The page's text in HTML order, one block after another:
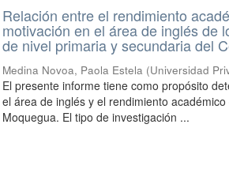
Relación entre el rendimiento
motivación en el área de inglés de
de nivel primaria y secundaria del
Medina Novoa, Paola Estela (Universidad
El presente informe tiene como propósito
el área de inglés y el rendimiento
Moquegua. El tipo de investigación ...